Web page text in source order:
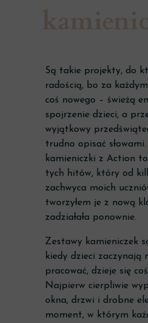
Są takie projekty, do
radością, bo za
coś nowego – świeżą
spojrzenie dzieci, a
wyjątkowy
trudno opisać
kamieniczki z Action to
tych hitów, który od
zachwyca moich
tworzyłem je z nową
zadziałała ponownie.
Zestawy kamieniczek
kiedy dzieci zaczynają
pracować, dzieje się
Najpierw cierpliwie
okna, drzwi i drobne
moment, w którym